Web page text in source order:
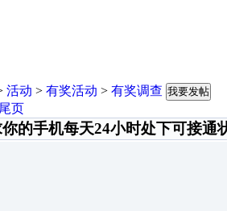
活动 > 有奖活动 > 有奖调查 我要发帖
尾页
的手机每天24小时处下可接通